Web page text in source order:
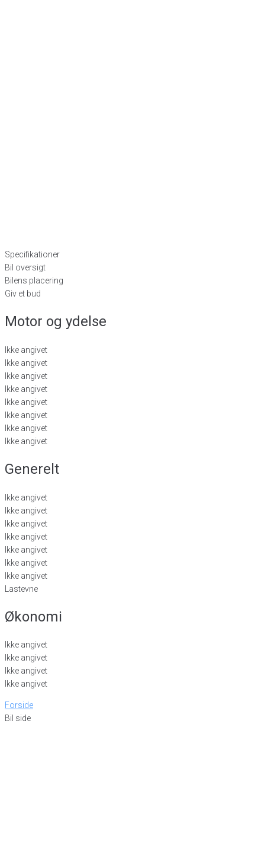
Specifikationer
Bil oversigt
Bilens placering
Giv et bud
Motor og ydelse
Ikke angivet
Ikke angivet
Ikke angivet
Ikke angivet
Ikke angivet
Ikke angivet
Ikke angivet
Ikke angivet
Generelt
Ikke angivet
Ikke angivet
Ikke angivet
Ikke angivet
Ikke angivet
Ikke angivet
Ikke angivet
Lastevne
Økonomi
Ikke angivet
Ikke angivet
Ikke angivet
Ikke angivet
Forside
Bil side